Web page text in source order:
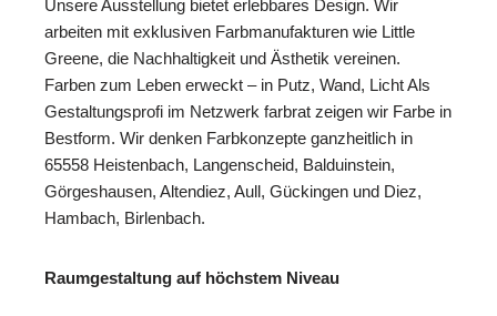
Unsere Ausstellung bietet erlebbares Design. Wir
arbeiten mit exklusiven Farbmanufakturen wie Little
Greene, die Nachhaltigkeit und Ästhetik vereinen.
Farben zum Leben erweckt – in Putz, Wand, Licht Als
Gestaltungsprofi im Netzwerk farbrat zeigen wir Farbe in
Bestform. Wir denken Farbkonzepte ganzheitlich in
65558 Heistenbach, Langenscheid, Balduinstein,
Görgeshausen, Altendiez, Aull, Gückingen und Diez,
Hambach, Birlenbach.
Raumgestaltung auf höchstem Niveau